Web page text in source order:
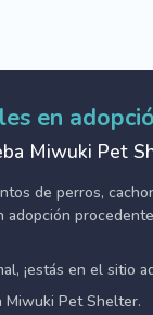
en
Miwuki Pet
de perros,
adopción
¡estás en el sitio
Miwuki Pet Shelter.